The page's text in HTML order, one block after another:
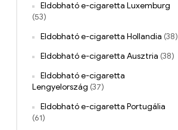
Eldobható e-cigaretta Luxemburg
(53)
Eldobható e-cigaretta Hollandia (38)
Eldobható e-cigaretta Ausztria (38)
Eldobható e-cigaretta
Lengyelország (37)
Eldobható e-cigaretta Portugália
(61)